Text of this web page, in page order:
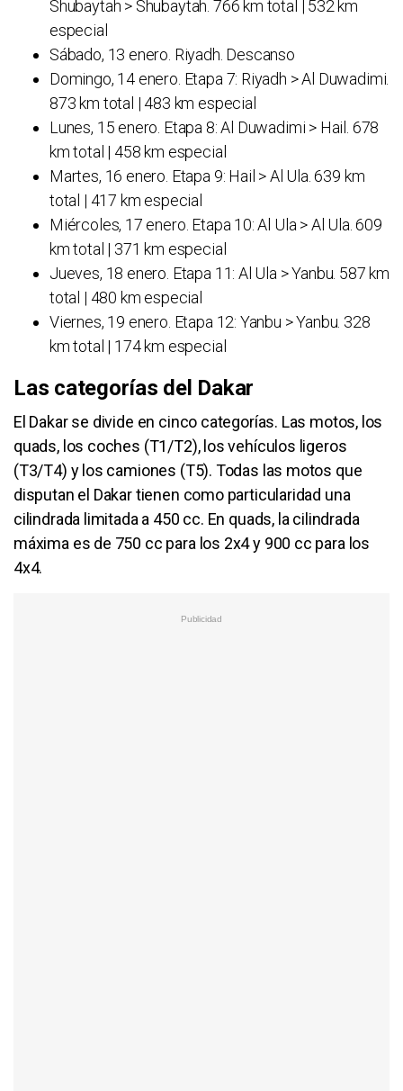
Shubaytah > Shubaytah. 766 km total | 532 km
especial
Sábado, 13 enero. Riyadh. Descanso
Domingo, 14 enero. Etapa 7: Riyadh > Al Duwadimi.
873 km total | 483 km especial
Lunes, 15 enero. Etapa 8: Al Duwadimi > Hail. 678
km total | 458 km especial
Martes, 16 enero. Etapa 9: Hail > Al Ula. 639 km
total | 417 km especial
Miércoles, 17 enero. Etapa 10: Al Ula > Al Ula. 609
km total | 371 km especial
Jueves, 18 enero. Etapa 11: Al Ula > Yanbu. 587 km
total | 480 km especial
Viernes, 19 enero. Etapa 12: Yanbu > Yanbu. 328
km total | 174 km especial
Las categorías del Dakar
El Dakar se divide en cinco categorías. Las motos, los
quads, los coches (T1/T2), los vehículos ligeros
(T3/T4) y los camiones (T5). Todas las motos que
disputan el Dakar tienen como particularidad una
cilindrada limitada a 450 cc. En quads, la cilindrada
máxima es de 750 cc para los 2x4 y 900 cc para los
4x4.